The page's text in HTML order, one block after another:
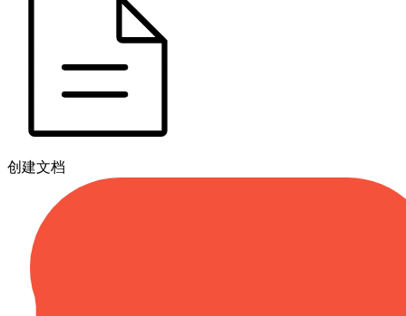
创建文档